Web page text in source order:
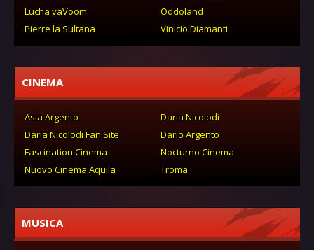
Lucha vaVoom
Oddoland
Pierre la Sultana
Vinicio Diamanti
CINEMA
Asia Argento
Daria Nicolodi
Daria Nicolodi Fan Site
Dario Argento
Fascination Cinema
Nocturno Cinema
Nuovo Cinema Aquila
Troma
MUSICA